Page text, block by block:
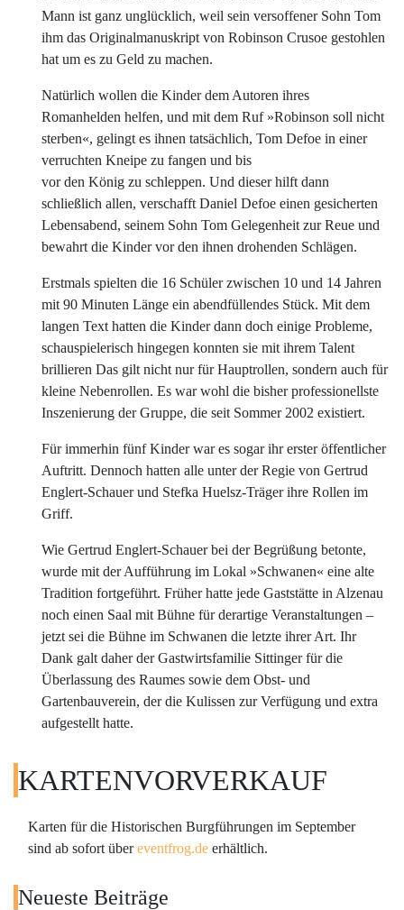
Mann ist ganz unglücklich, weil sein versoffener Sohn Tom
ihm das Originalmanuskript von Robinson Crusoe gestohlen
hat um es zu Geld zu machen.
Natürlich wollen die Kinder dem Autoren ihres
Romanhelden helfen, und mit dem Ruf »Robinson soll nicht
sterben«, gelingt es ihnen tatsächlich, Tom Defoe in einer
verruchten Kneipe zu fangen und bis
vor den König zu schleppen. Und dieser hilft dann
schließlich allen, verschafft Daniel Defoe einen gesicherten
Lebensabend, seinem Sohn Tom Gelegenheit zur Reue und
bewahrt die Kinder vor den ihnen drohenden Schlägen.
Erstmals spielten die 16 Schüler zwischen 10 und 14 Jahren
mit 90 Minuten Länge ein abendfüllendes Stück. Mit dem
langen Text hatten die Kinder dann doch einige Probleme,
schauspielerisch hingegen konnten sie mit ihrem Talent
brillieren Das gilt nicht nur für Hauptrollen, sondern auch für
kleine Nebenrollen. Es war wohl die bisher professionellste
Inszenierung der Gruppe, die seit Sommer 2002 existiert.
Für immerhin fünf Kinder war es sogar ihr erster öffentlicher
Auftritt. Dennoch hatten alle unter der Regie von Gertrud
Englert-Schauer und Stefka Huelsz-Träger ihre Rollen im
Griff.
Wie Gertrud Englert-Schauer bei der Begrüßung betonte,
wurde mit der Aufführung im Lokal »Schwanen« eine alte
Tradition fortgeführt. Früher hatte jede Gaststätte in Alzenau
noch einen Saal mit Bühne für derartige Veranstaltungen –
jetzt sei die Bühne im Schwanen die letzte ihrer Art. Ihr
Dank galt daher der Gastwirtsfamilie Sittinger für die
Überlassung des Raumes sowie dem Obst- und
Gartenbauverein, der die Kulissen zur Verfügung und extra
aufgestellt hatte.
KARTENVORVERKAUF
Karten für die Historischen Burgführungen im September
sind ab sofort übereventfrog.de erhältlich.
Neueste Beiträge